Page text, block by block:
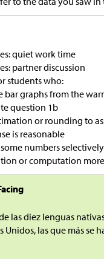
quiet work time
partner discussion
students who:
bar graphs from the
question 1b
or rounding to
is reasonable
numbers
or computation
las diez lenguas
Unidos, las que más se